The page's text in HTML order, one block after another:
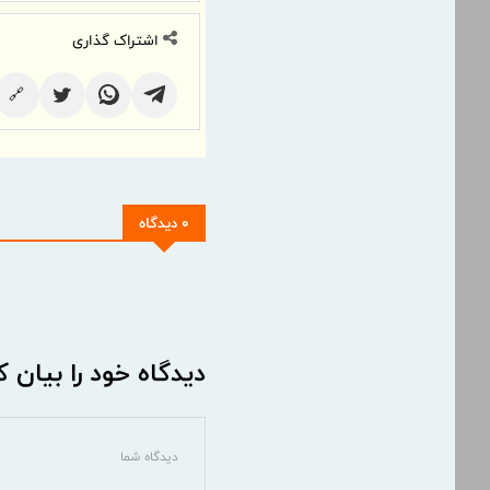
اشتراک گذاری
🔗
0 دیدگاه
دیدگاه خود را بیان